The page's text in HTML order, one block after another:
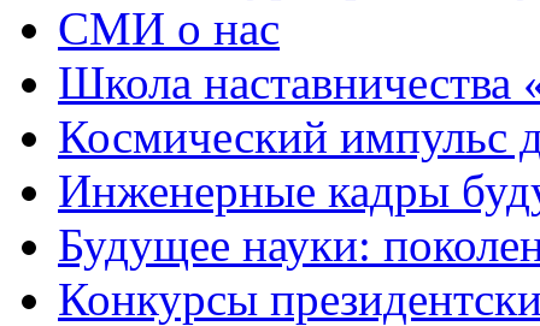
СМИ о нас
Школа
Космический импульс
Инженерные кадры
Будущее науки:
Конкурсы